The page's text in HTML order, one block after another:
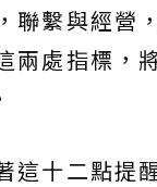
聯繫與經營
兩處指標，
這十二點提